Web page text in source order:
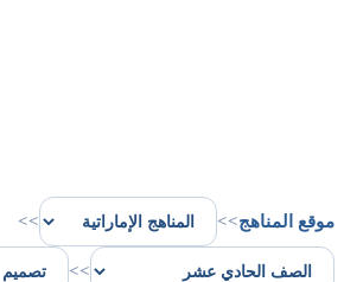
موقع المناهج>>
>>
>>